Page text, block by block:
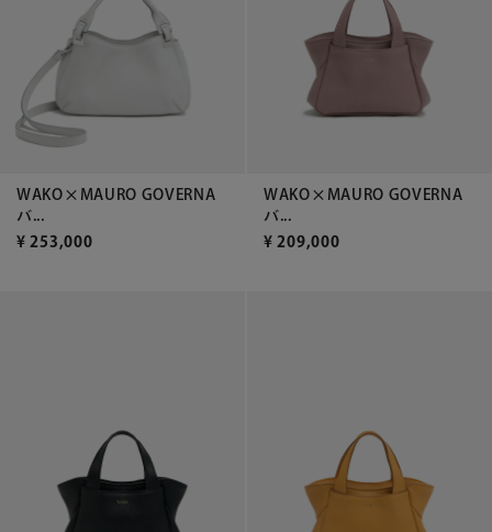
WAKO×MAURO GOVERNA
バ...
¥ 253,000
WAKO×MAURO GOVERNA
バ...
¥ 209,000